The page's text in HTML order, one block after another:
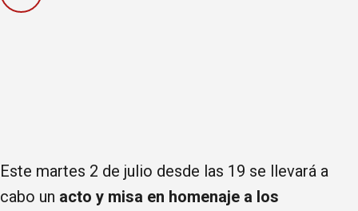
Este martes 2 de julio desde las 19 se llevará a
cabo un acto y misa en homenaje a los